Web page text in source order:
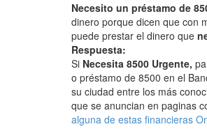
Necesito un préstamo de
dinero porque dicen que con
puede prestar el dinero que
Respuesta:
Si Necesita 8500 Urgente,
o préstamo de 8500 en el
su ciudad entre los más
que se anuncian en paginas
alguna de estas financieras